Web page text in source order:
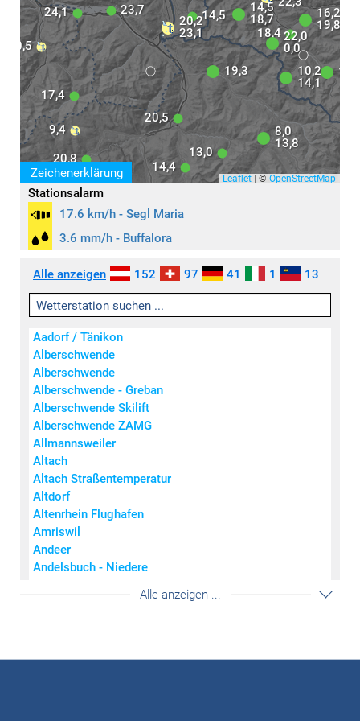
Zeichenerklärung
14,5
14,4
9,4
20,8
20,5
20,5
17,4
13,0
24,1
18,4
23,7
19,3
8,0
13,8
10,2
14,1
14,5
18,7
20,2
23,1
22,0
0,0
16,2
19,8
Leaflet © OpenStreetMap
Stationsalarm
17.6 km/h - Segl Maria
3.6 mm/h - Buffalora
Aktivität
keine / wenig
leicht
mäßig
sehr stark
extrem stark
Symbole
Wind(km/h)
< 7
7 - 14
15 - 27
45 - 73
Regen
15,1 - 60
Alle anzeigen 152 97 41 1 13
Aadorf / Tänikon
Alberschwende
Alberschwende
Alberschwende - Greban
Alberschwende Skilift
Alberschwende ZAMG
Allmannsweiler
Altach
Altach Straßentemperatur
Altdorf
Altenrhein Flughafen
Amriswil
Andeer
Andelsbuch - Niedere
Balingen-Bronnhaupten
Alle anzeigen ... Akkordeon auf-/